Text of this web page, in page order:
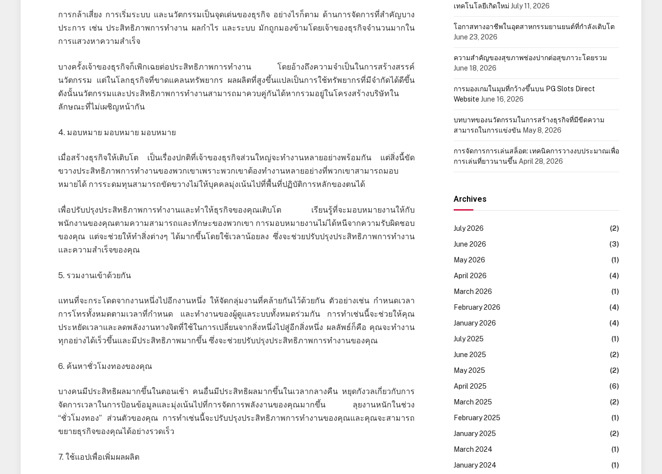
การกล้าเสี่ยง การเริ่มระบบ และนวัตกรรมเป็นจุดเด่นของธุรกิจ อย่างไรก็ตาม ด้านการจัดการที่สำคัญบาง
ประการ เช่น ประสิทธิภาพการทำงาน ผลกำไร และระบบ มักถูกมองข้ามโดยเจ้าของธุรกิจจำนวนมากใน
การแสวงหาความสำเร็จ
บางครั้งเจ้าของธุรกิจก็เพิกเฉยต่อประสิทธิภาพการทำงาน โดยอ้างถึงความจำเป็นในการสร้างสรรค์
นวัตกรรม แต่ในโลกธุรกิจที่ขาดแคลนทรัพยากร ผลผลิตที่สูงขึ้นแปลเป็นการใช้ทรัพยากรที่มีจำกัดได้ดีขึ้น
ดังนั้นนวัตกรรมและประสิทธิภาพการทำงานสามารถมาควบคู่กันได้หากรวมอยู่ในโครงสร้างบริษัทใน
ลักษณะที่ไม่เผชิญหน้ากัน
4. มอบหมาย มอบหมาย มอบหมาย
เมื่อสร้างธุรกิจให้เติบโต เป็นเรื่องปกติที่เจ้าของธุรกิจส่วนใหญ่จะทำงานหลายอย่างพร้อมกัน แต่สิ่งนี้ขัด
ขวางประสิทธิภาพการทำงานของพวกเขาเพราะพวกเขาต้องทำงานหลายอย่างที่พวกเขาสามารถมอบ
หมายได้ การระดมทุนสามารถขัดขวางไม่ให้บุคคลมุ่งเน้นไปที่พื้นที่ปฏิบัติการหลักของตนได้
เพื่อปรับปรุงประสิทธิภาพการทำงานและทำให้ธุรกิจของคุณเติบโต เรียนรู้ที่จะมอบหมายงานให้กับ
พนักงานของคุณตามความสามารถและทักษะของพวกเขา การมอบหมายงานไม่ได้หนีจากความรับผิดชอบ
ของคุณ แต่จะช่วยให้ทำสิ่งต่างๆ ได้มากขึ้นโดยใช้เวลาน้อยลง ซึ่งจะช่วยปรับปรุงประสิทธิภาพการทำงาน
และความสำเร็จของคุณ
5. รวมงานเข้าด้วยกัน
แทนที่จะกระโดดจากงานหนึ่งไปอีกงานหนึ่ง ให้จัดกลุ่มงานที่คล้ายกันไว้ด้วยกัน ตัวอย่างเช่น กำหนดเวลา
การโทรทั้งหมดตามเวลาที่กำหนด และทำงานของผู้ดูแลระบบทั้งหมดร่วมกัน การทำเช่นนี้จะช่วยให้คุณ
ประหยัดเวลาและลดพลังงานทางจิตที่ใช้ในการเปลี่ยนจากสิ่งหนึ่งไปสู่อีกสิ่งหนึ่ง ผลลัพธ์ก็คือ คุณจะทำงาน
ทุกอย่างได้เร็วขึ้นและมีประสิทธิภาพมากขึ้น ซึ่งจะช่วยปรับปรุงประสิทธิภาพการทำงานของคุณ
6. ค้นหาชั่วโมงทองของคุณ
บางคนมีประสิทธิผลมากขึ้นในตอนเช้า คนอื่นมีประสิทธิผลมากขึ้นในเวลากลางคืน หยุดกังวลเกี่ยวกับการ
จัดการเวลาในการป้อนข้อมูลและมุ่งเน้นไปที่การจัดการพลังงานของคุณมากขึ้น ลุยงานหนักในช่วง
“ชั่วโมงทอง” ส่วนตัวของคุณ การทำเช่นนี้จะปรับปรุงประสิทธิภาพการทำงานของคุณและคุณจะสามารถ
ขยายธุรกิจของคุณได้อย่างรวดเร็ว
7. ใช้แอปเพื่อเพิ่มผลผลิต
เทคโนโลยีเกิดใหม่ July 11, 2026
โอกาสทางอาชีพในอุตสาหกรรมยานยนต์ที่กำลังเติบโต
June 23, 2026
ความสำคัญของสุขภาพช่องปากต่อสุขภาวะโดยรวม
June 18, 2026
การมองเกมในมุมที่กว้างขึ้นบน PG Slots Direct
Website June 16, 2026
บทบาทของนวัตกรรมในการสร้างธุรกิจที่มีขีดความ
สามารถในการแข่งขัน May 8, 2026
การจัดการการเล่นสล็อต: เทคนิคการวางงบประมาณเพื่อ
การเล่นที่ยาวนานขึ้น April 28, 2026
Archives
July 2026
(2)
June 2026
(3)
May 2026
(1)
April 2026
(4)
March 2026
(1)
February 2026
(4)
January 2026
(4)
July 2025
(1)
June 2025
(2)
May 2025
(2)
April 2025
(6)
March 2025
(2)
February 2025
(1)
January 2025
(2)
March 2024
(1)
January 2024
(1)